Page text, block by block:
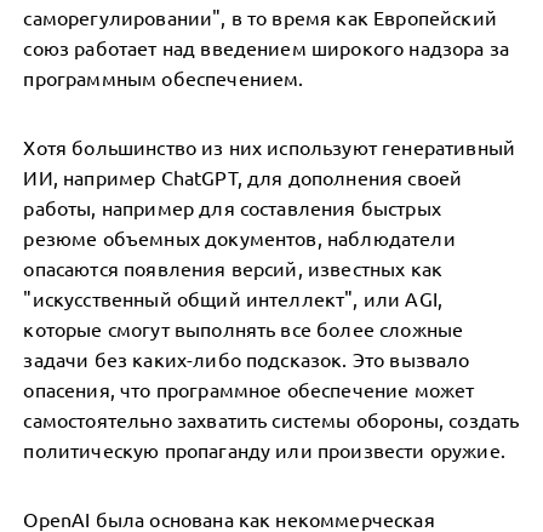
саморегулировании", в то время как Европейский
союз работает над введением широкого надзора за
программным обеспечением.
Хотя большинство из них используют генеративный
ИИ, например ChatGPT, для дополнения своей
работы, например для составления быстрых
резюме объемных документов, наблюдатели
опасаются появления версий, известных как
"искусственный общий интеллект", или AGI,
которые смогут выполнять все более сложные
задачи без каких-либо подсказок. Это вызвало
опасения, что программное обеспечение может
самостоятельно захватить системы обороны, создать
политическую пропаганду или произвести оружие.
OpenAI была основана как некоммерческая